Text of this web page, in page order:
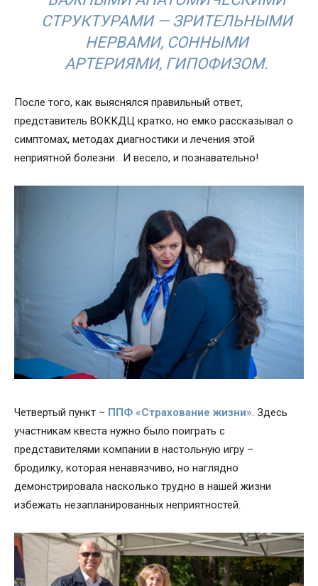
СТРУКТУРАМИ — ЗРИТЕЛЬНЫМИ
НЕРВАМИ, СОННЫМИ
АРТЕРИЯМИ, ГИПОФИЗОМ.
После того, как выяснялся правильный ответ,
представитель ВОККДЦ кратко, но емко рассказывал о
симптомах, методах диагностики и лечения этой
неприятной болезни. И весело, и познавательно!
Четвертый пункт – ППФ «Страхование жизни». Здесь
участникам квеста нужно было поиграть с
представителями компании в настольную игру –
бродилку, которая ненавязчиво, но наглядно
демонстрировала насколько трудно в нашей жизни
избежать незапланированных неприятностей.